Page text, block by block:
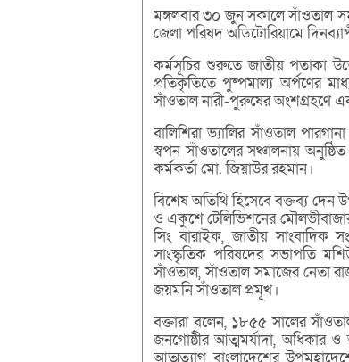
মঙ্গলবার ৩০ জুন সকালে সাঁওতাল
জেলা পরিষদ অডিটোরিয়ামে
কর্মসূচির শুরুতে জাতীয় পতাকা
প্রতিকৃতিতে পুষ্পমাল্য অর্পণের
সাঁওতাল নারী-পুরুষের অংশগ্রহণে
বালিশিরা ভ্যালির সাঁওতাল
স্বপন সাঁওতালের সঞ্চালনায়
কর্মকর্তা মো. জিয়াউর রহমান।
বিশেষ অতিথি হিসেবে বক্তব্য দেন
ও একুশে টেলিভিশনের মৌলভীবাজার
সিং বারাইক, জাতীয় সাংবাদিক
সাংস্কৃতিক পরিষদের সভাপতি
সাঁওতাল, সাঁওতাল সমাজের নেতা
জয়মনি সাঁওতাল প্রমূখ।
বক্তারা বলেন, ১৮৫৫ সালের
জনগোষ্ঠীর আত্মমর্যাদা, অধিকার